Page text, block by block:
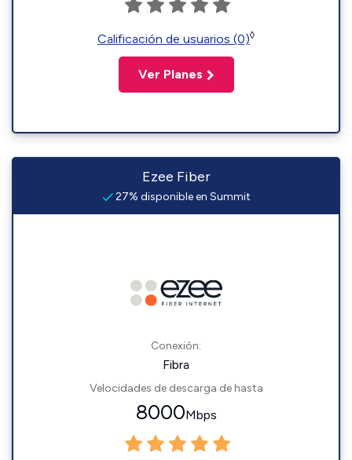
Calificación de usuarios (0)◊
Ver Planes
Ezee Fiber
27% disponible en Summit
Conexión:
Fibra
Velocidades de descarga de hasta
8000Mbps